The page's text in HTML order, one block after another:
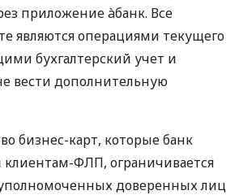
приложение àбанк. Все
являются операциями текущего
бухгалтерский учет и
вести дополнительную
бизнес-карт, которые банк
клиентам-ФЛП, ограничивается
доверенных лиц